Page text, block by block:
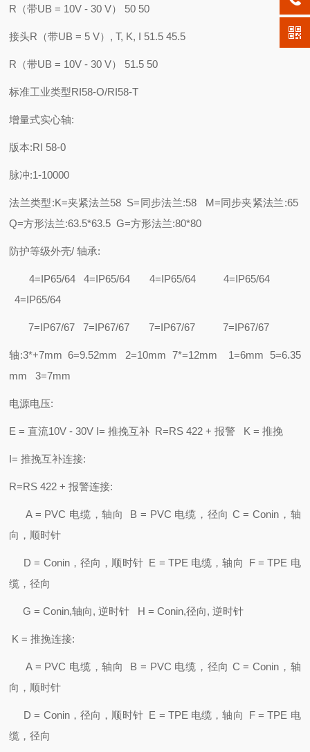
R（带UB = 10V - 30 V） 50 50
接头R（带UB = 5 V）, T, K, I 51.5 45.5
R（带UB = 10V - 30 V） 51.5 50
标准工业类型RI58-O/RI58-T
增量式实心轴:
版本:RI 58-0
脉冲:1-10000
法兰类型:K=夹紧法兰58 S=同步法兰:58 M=同步夹紧法兰:65
Q=方形法兰:63.5*63.5 G=方形法兰:80*80
防护等级外壳/ 轴承:
4=IP65/64 4=IP65/64 4=IP65/64 4=IP65/64
4=IP65/64
7=IP67/67 7=IP67/67 7=IP67/67 7=IP67/67
轴:3*+7mm 6=9.52mm 2=10mm 7*=12mm 1=6mm 5=6.35
mm 3=7mm
电源电压:
E = 直流10V - 30V I= 推挽互补 R=RS 422 + 报警 K = 推挽
I= 推挽互补连接:
R=RS 422 + 报警连接:
A = PVC 电缆，轴向 B = PVC 电缆，径向 C = Conin，轴
向，顺时针
D = Conin，径向，顺时针 E = TPE 电缆，轴向 F = TPE 电
缆，径向
G = Conin,轴向, 逆时针 H = Conin,径向, 逆时针
K = 推挽连接:
A = PVC 电缆，轴向 B = PVC 电缆，径向 C = Conin，轴
向，顺时针
D = Conin，径向，顺时针 E = TPE 电缆，轴向 F = TPE 电
缆，径向